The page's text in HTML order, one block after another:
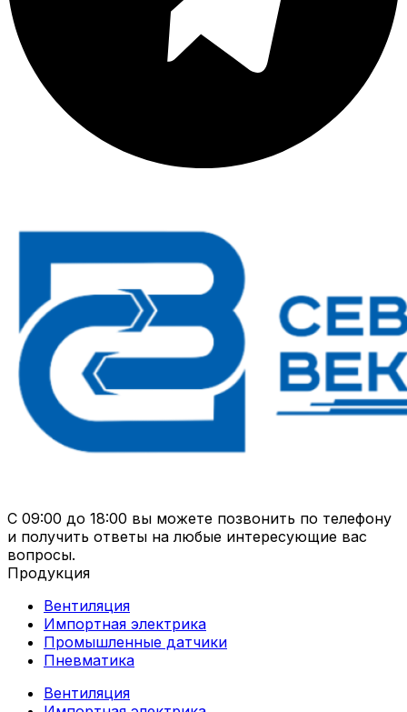
С 09:00 до 18:00 вы можете позвонить по телефону
и получить ответы на любые интересующие вас
вопросы.
Продукция
Вентиляция
Импортная электрика
Промышленные датчики
Пневматика
Вентиляция